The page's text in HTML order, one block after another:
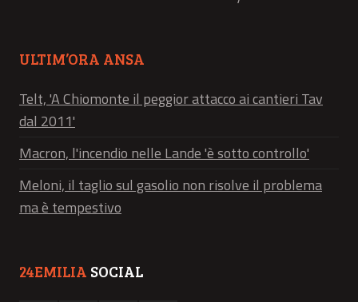
ULTIM’ORA ANSA
Telt, 'A Chiomonte il peggior attacco ai cantieri Tav
dal 2011'
Macron, l'incendio nelle Lande 'è sotto controllo'
Meloni, il taglio sul gasolio non risolve il problema
ma è tempestivo
24EMILIA SOCIAL